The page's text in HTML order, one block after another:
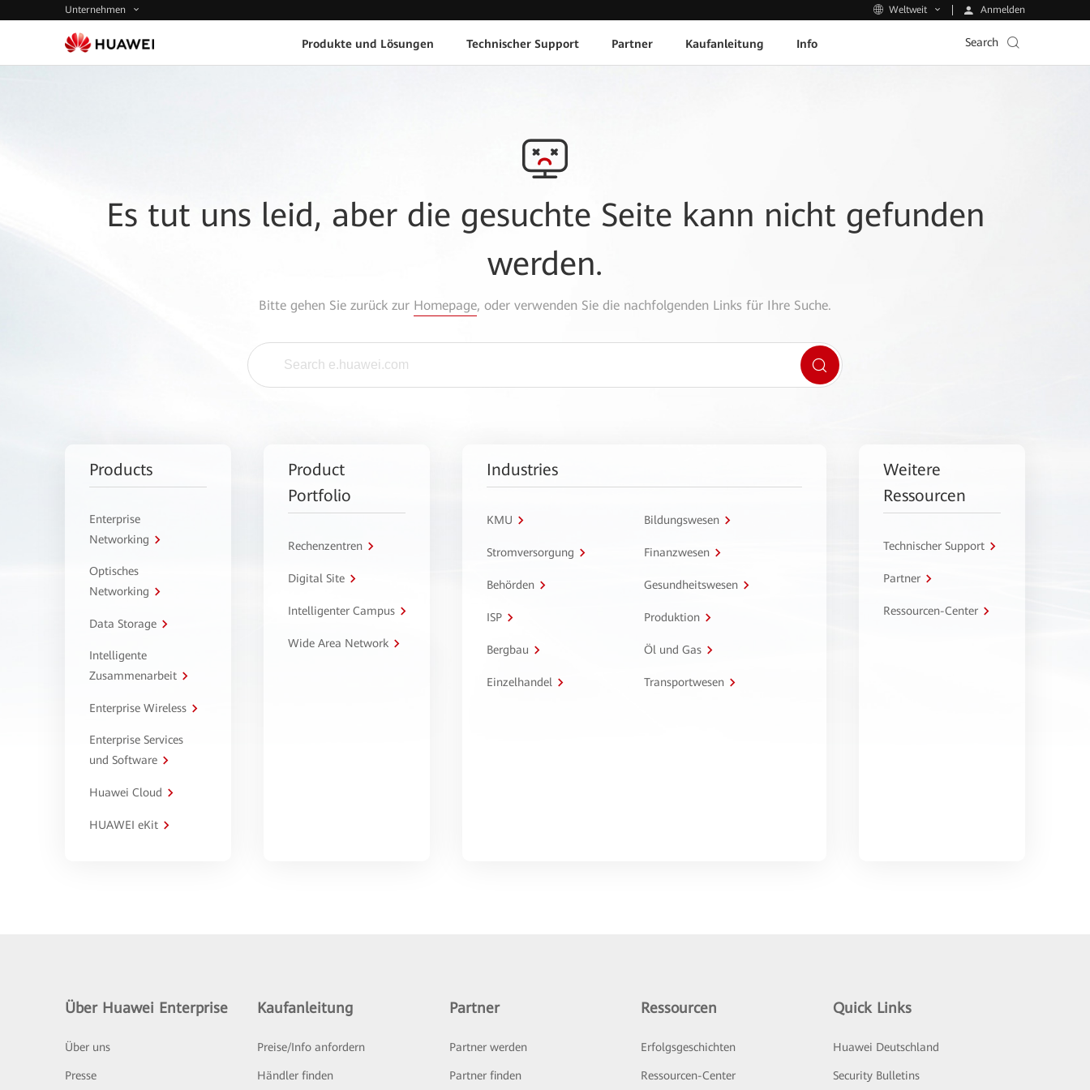
Unternehmen Weltweit Anmelden
Produkte und Lösungen Technischer Support Partner Kaufanleitung Info Search
Es tut uns leid, aber die gesuchte Seite kann nicht gefunden
werden.
Bitte gehen Sie zurück zur Homepage, oder verwenden Sie die nachfolgenden Links für Ihre Suche.
Products
Enterprise
Networking
Optisches
Networking
Data Storage
Intelligente
Zusammenarbeit
Enterprise Wireless
Enterprise Services
und Software
Huawei Cloud
HUAWEI eKit
Product
Portfolio
Rechenzentren
Digital Site
Intelligenter Campus
Wide Area Network
Industries
KMU Bildungswesen
Stromversorgung Finanzwesen
Behörden Gesundheitswesen
ISP Produktion
Bergbau Öl und Gas
Einzelhandel Transportwesen
Weitere
Ressourcen
Technischer Support
Partner
Ressourcen-Center
Über Huawei Enterprise
Über uns
Presse
Kaufanleitung
Preise/Info anfordern
Händler finden
Partner
Partner werden
Partner finden
Ressourcen
Erfolgsgeschichten
Ressourcen-Center
Quick Links
Huawei Deutschland
Security Bulletins